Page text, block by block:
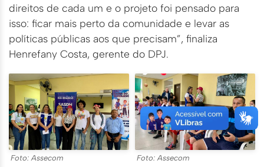
direitos de cada um e o projeto foi pensado para
isso: ficar mais perto da comunidade e levar as
políticas públicas aos que precisam”, finaliza
Henrefany Costa, gerente do DPJ.
Foto: Assecom Foto: Assecom